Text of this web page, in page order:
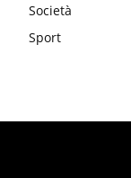
Società
Sport